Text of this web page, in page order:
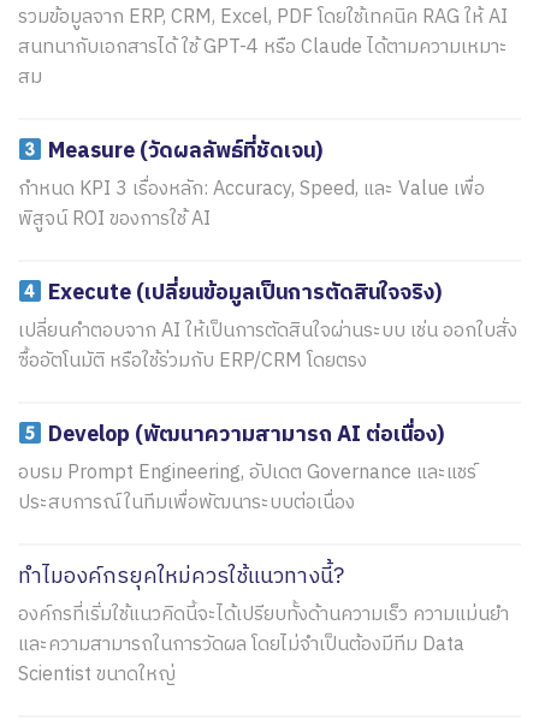
รวมข้อมูลจาก ERP, CRM, Excel, PDF โดยใช้เทคนิค RAG ให้ AI
สนทนากับเอกสารได้ ใช้ GPT-4 หรือ Claude ได้ตามความเหมาะ
สม
Measure (วัดผลลัพธ์ที่ชัดเจน)
กำหนด KPI 3 เรื่องหลัก: Accuracy, Speed, และ Value เพื่อ
พิสูจน์ ROI ของการใช้ AI
Execute (เปลี่ยนข้อมูลเป็นการตัดสินใจจริง)
เปลี่ยนคำตอบจาก AI ให้เป็นการตัดสินใจผ่านระบบ เช่น ออกใบสั่ง
ซื้ออัตโนมัติ หรือใช้ร่วมกับ ERP/CRM โดยตรง
Develop (พัฒนาความสามารถ AI ต่อเนื่อง)
อบรม Prompt Engineering, อัปเดต Governance และแชร์
ประสบการณ์ในทีมเพื่อพัฒนาระบบต่อเนื่อง
ทำไมองค์กรยุคใหม่ควรใช้แนวทางนี้?
องค์กรที่เริ่มใช้แนวคิดนี้จะได้เปรียบทั้งด้านความเร็ว ความแม่นยำ
และความสามารถในการวัดผล โดยไม่จำเป็นต้องมีทีม Data
Scientist ขนาดใหญ่